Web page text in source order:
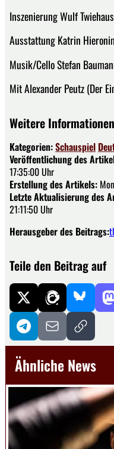
Inszenierung Wulf
Ausstattung Katrin
Musik/Cello Stefan
Mit Alexander Peutz (Der
Weitere
Kategorien:Schauspiel
Veröffentlichung des
17:35:00 Uhr
Erstellung des Artikels:
Letzte Aktualisierung des
21:11:50 Uhr
Herausgeber des Beitrags:
Teile den Beitrag auf
Ähnliche News